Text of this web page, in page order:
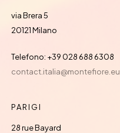
via Brera 5
20121 Milano
Telefono: +39 028 688 6308
contact.italia@montefiore.eu
PARIGI
28 rue Bayard